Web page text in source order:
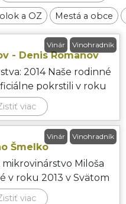
a OZ Mestá a obce
Vinár Vinohradník
- Denis Romanov
2014 Naše rodinné
pokrstili v roku
pričom výrob
viac
Vinár Vinohradník
Šmelko
Miloša
v roku 2013 v Svätom
sa vyrábať v
viac